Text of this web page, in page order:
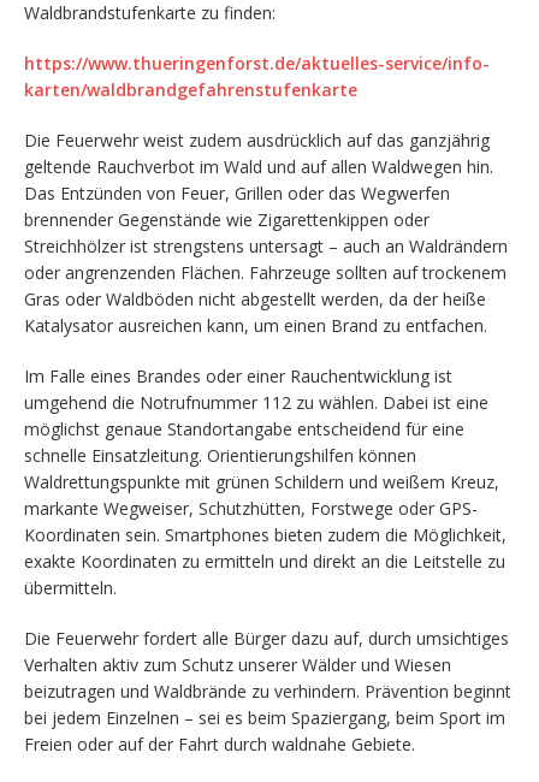
Waldbrandstufenkarte zu finden:
https://www.thueringenforst.de/aktuelles-service/info-
karten/waldbrandgefahrenstufenkarte
Die Feuerwehr weist zudem ausdrücklich auf das ganzjährig
geltende Rauchverbot im Wald und auf allen Waldwegen hin.
Das Entzünden von Feuer, Grillen oder das Wegwerfen
brennender Gegenstände wie Zigarettenkippen oder
Streichhölzer ist strengstens untersagt – auch an Waldrändern
oder angrenzenden Flächen. Fahrzeuge sollten auf trockenem
Gras oder Waldböden nicht abgestellt werden, da der heiße
Katalysator ausreichen kann, um einen Brand zu entfachen.
Im Falle eines Brandes oder einer Rauchentwicklung ist
umgehend die Notrufnummer 112 zu wählen. Dabei ist eine
möglichst genaue Standortangabe entscheidend für eine
schnelle Einsatzleitung. Orientierungshilfen können
Waldrettungspunkte mit grünen Schildern und weißem Kreuz,
markante Wegweiser, Schutzhütten, Forstwege oder GPS-
Koordinaten sein. Smartphones bieten zudem die Möglichkeit,
exakte Koordinaten zu ermitteln und direkt an die Leitstelle zu
übermitteln.
Die Feuerwehr fordert alle Bürger dazu auf, durch umsichtiges
Verhalten aktiv zum Schutz unserer Wälder und Wiesen
beizutragen und Waldbrände zu verhindern. Prävention beginnt
bei jedem Einzelnen – sei es beim Spaziergang, beim Sport im
Freien oder auf der Fahrt durch waldnahe Gebiete.